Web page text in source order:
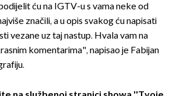
ću na IGTV-u s vama neke od
značili, a u opis svakog ću napisati
vezane uz taj nastup. Hvala vam na
komentarima", napisao je Fabijan